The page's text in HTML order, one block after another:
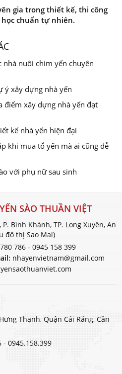
gia trong thiết kế, thi công
chuẩn tự nhiên.
nhà nuôi chim yến chuyên
ý xây dựng nhà yến
điểm xây dựng nhà yến đạt
kế nhà yến hiện đại
khi mua tổ yến mà ai cũng dễ
với phụ nữ sau sinh
SÀO THUẦN VIỆT
Bình Khánh, TP. Long Xuyên, An
đô thị Sao Mai)
786 - 0945 158 399
nhayenvietnam@gmail.com
Thạnh, Quận Cái Răng, Cần
- 0945.158.399